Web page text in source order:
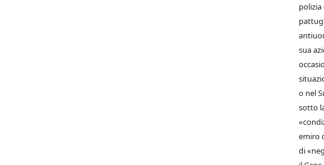
sua
o nel
sotto
emiro
di